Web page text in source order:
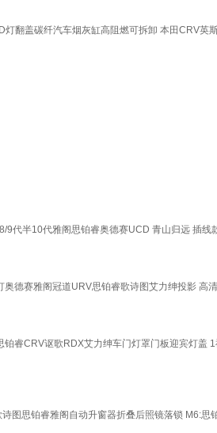
灯翻盖碳纤汽车烟灰缸高阻燃可拆卸 本田CRV
9代半10代雅阁思铂睿奥德赛UCD 青山归远 插线
德赛雅阁冠道URV思铂睿歌诗图艾力绅投影 高
铂睿CRV讴歌RDX艾力绅车门灯罩门板迎宾灯盖
图思铂睿雅阁自动升窗器折叠后照镜落锁 M6:思